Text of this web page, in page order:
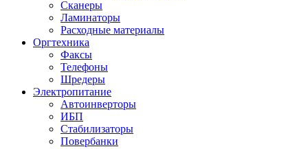
Сканеры
Ламинаторы
Расходные материалы
Оргтехника
Факсы
Телефоны
Шредеры
Электропитание
Автоинверторы
ИБП
Стабилизаторы
Повербанки